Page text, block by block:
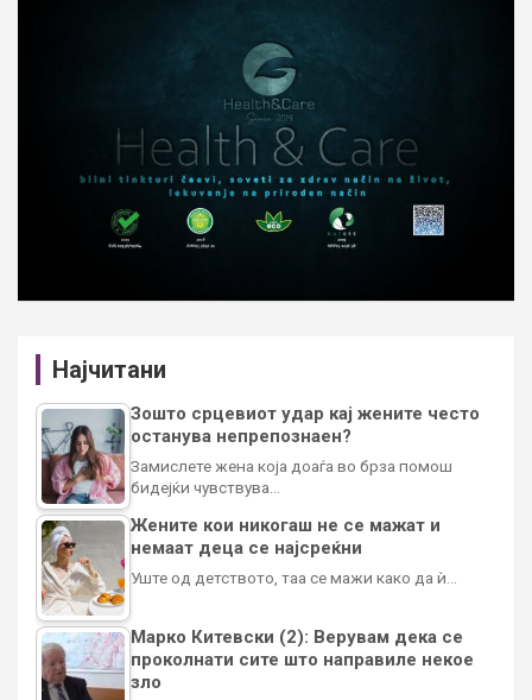
Најчитани
Зошто срцевиот удар кај жените често
останува непрепознаен?
Замислете жена која доаѓа во брза помош
бидејќи чувствува…
Жените кои никогаш не се мажат и
немаат деца се најсреќни
Уште од детството, таа се мажи како да ѝ…
Марко Китевски (2): Верувам дека се
проколнати сите што направиле некое
зло